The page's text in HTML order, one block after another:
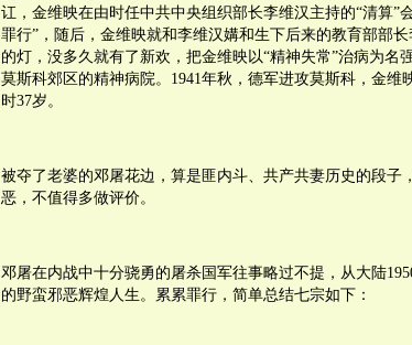
讧，金维映在由时任中共中央组织部长李维汉主持的“清算”
罪行”，随后，金维映就和李维汉媾和生下后来的教育部部
的灯，没多久就有了新欢，把金维映以“精神失常”治病为名
莫斯科郊区的精神病院。1941年秋，德军进攻莫斯科，金维
时37岁。
被夺了老婆的邓屠花边，算是匪内斗、共产共妻历史的段子
恶，不值得多做评价。
邓屠在内战中十分骁勇的屠杀国军往事略过不提，从大陆
的野蛮邪恶辉煌人生。累累罪行，简单总结七宗如下：